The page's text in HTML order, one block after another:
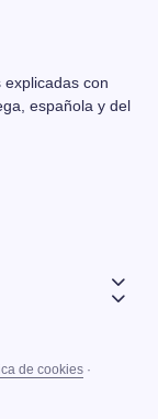
con
española y del
de cookies ·